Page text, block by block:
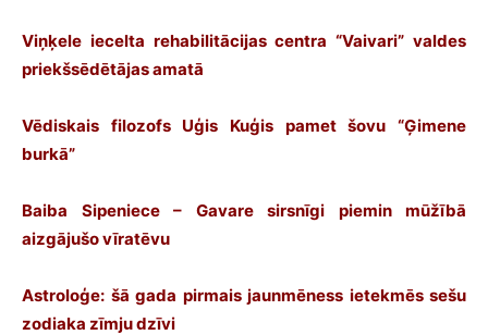
Viņķele iecelta rehabilitācijas centra “Vaivari” valdes
priekšsēdētājas amatā
Vēdiskais filozofs Uģis Kuģis pamet šovu “Ģimene
burkā”
Baiba Sipeniece – Gavare sirsnīgi piemin mūžībā
aizgājušo vīratēvu
Astroloģe: šā gada pirmais jaunmēness ietekmēs sešu
zodiaka zīmju dzīvi